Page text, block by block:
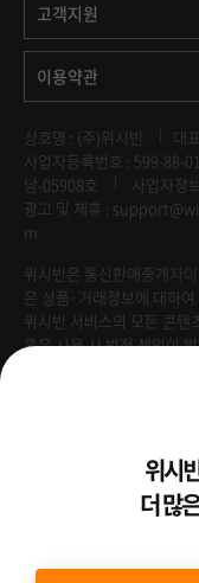
고객지원
이용약관
상호명 : (주)위시빈 대
사업자등록번호 : 599-88-
남-05908호
사업자정
광고 및 제휴 :
m
위시빈은 통신판매중개자
은 상품·거래정보에 대하여
위시빈 서비스의 모든 콘텐
혹은 사용 시 법적 책임이
Venture Enterprise위시
더 많